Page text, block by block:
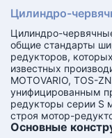
Цилиндро-
Цилиндро-
общие стандарты
редукторов,
известных
MOTOVARIO, TOS-
унифицированным
редукторы серии S
строя мотор-
Основные